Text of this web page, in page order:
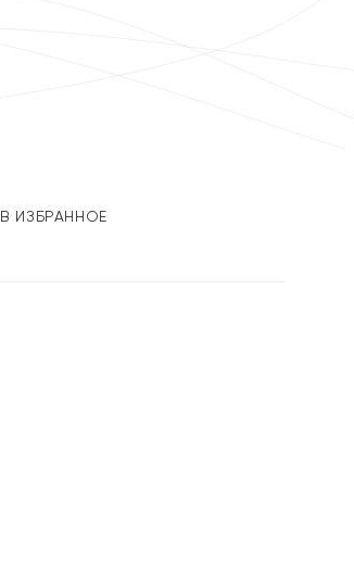
В ИЗБРАННОЕ